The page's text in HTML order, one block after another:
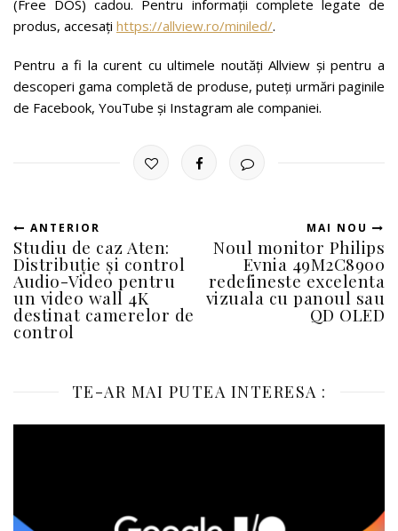
(Free DOS) cadou. Pentru informații complete legate de
produs, accesați https://allview.ro/miniled/.
Pentru a fi la curent cu ultimele noutăți Allview și pentru a
descoperi gama completă de produse, puteți urmări paginile
de Facebook, YouTube și Instagram ale companiei.
ANTERIOR
Studiu de caz Aten:
Distribuție și control
Audio-Video pentru
un video wall 4K
destinat camerelor de
control
MAI NOU
Noul monitor Philips
Evnia 49M2C8900
redefineste excelenta
vizuala cu panoul sau
QD OLED
TE-AR MAI PUTEA INTERESA :